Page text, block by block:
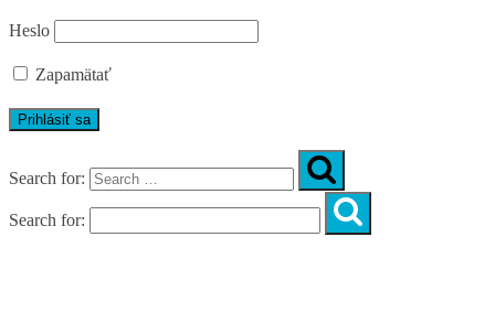
Heslo
Zapamätať
Search for:
Search for: